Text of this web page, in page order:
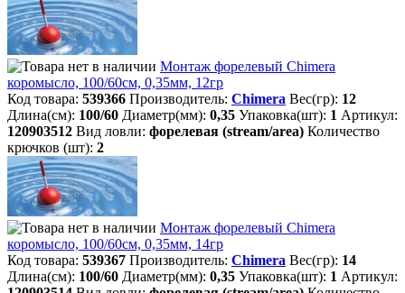
Монтаж форелевый Chimera
коромысло, 100/60см, 0,35мм, 12гр
Код товара: 539366 Производитель: Chimera Вес(гр): 12
Длина(см): 100/60 Диаметр(мм): 0,35 Упаковка(шт): 1 Артикул:
120903512 Вид ловли: форелевая (stream/area) Количество
крючков (шт): 2
Монтаж форелевый Chimera
коромысло, 100/60см, 0,35мм, 14гр
Код товара: 539367 Производитель: Chimera Вес(гр): 14
Длина(см): 100/60 Диаметр(мм): 0,35 Упаковка(шт): 1 Артикул: